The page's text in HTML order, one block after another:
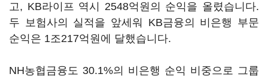
고, KB라이프 역시 2548억원의 순익을 올렸습니다.
두 보험사의 실적을 앞세워 KB금융의 비은행 부문
순익은 1조217억원에 달했습니다.
NH농협금융도 30.1%의 비은행 순익 비중으로 그룹